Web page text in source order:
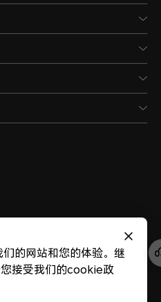
2026 保留一切权利。
44030002002883
粤ICP备20047157号
的网站和您的体验。继
接受我们的cookie政